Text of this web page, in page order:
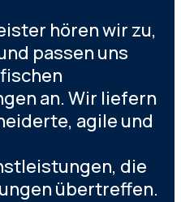
hören wir zu,
passen uns
an. Wir liefern
agile und
die
übertreffen.